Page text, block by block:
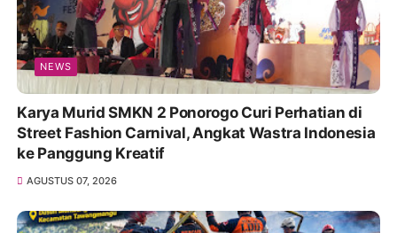
NEWS
Karya Murid SMKN 2 Ponorogo Curi Perhatian di
Street Fashion Carnival, Angkat Wastra Indonesia
ke Panggung Kreatif
AGUSTUS 07, 2026